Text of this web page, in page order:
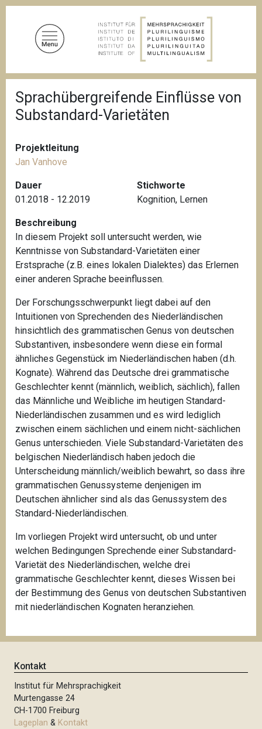
D
f
a
d
v
i
g
t
i
n
Sprachübergreifende Einflüsse von
Substandard-Varietäten
Projektleitung
Jan Vanhove
Dauer
01.2018 - 12.2019
Stichworte
Kognition, Lernen
Beschreibung
In diesem Projekt soll untersucht werden, wie
Kenntnisse von Substandard-Varietäten einer
Erstsprache (z.B. eines lokalen Dialektes) das Erlernen
einer anderen Sprache beeinflussen.
Der Forschungsschwerpunkt liegt dabei auf den
Intuitionen von Sprechenden des Niederländischen
hinsichtlich des grammatischen Genus von deutschen
Substantiven, insbesondere wenn diese ein formal
ähnliches Gegenstück im Niederländischen haben (d.h.
Kognate). Während das Deutsche drei grammatische
Geschlechter kennt (männlich, weiblich, sächlich), fallen
das Männliche und Weibliche im heutigen Standard-
Niederländischen zusammen und es wird lediglich
zwischen einem sächlichen und einem nicht-sächlichen
Genus unterschieden. Viele Substandard-Varietäten des
belgischen Niederländisch haben jedoch die
Unterscheidung männlich/weiblich bewahrt, so dass ihre
grammatischen Genussysteme denjenigen im
Deutschen ähnlicher sind als das Genussystem des
Standard-Niederländischen.
Im vorliegen Projekt wird untersucht, ob und unter
welchen Bedingungen Sprechende einer Substandard-
Varietät des Niederländischen, welche drei
grammatische Geschlechter kennt, dieses Wissen bei
der Bestimmung des Genus von deutschen Substantiven
mit niederländischen Kognaten heranziehen.
Kontakt
Institut für Mehrsprachigkeit
Murtengasse 24
CH-1700 Freiburg
Lageplan & Kontakt